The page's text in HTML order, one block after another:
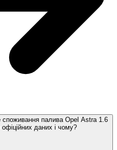
споживання палива Opel Astra 1.6
даних і чому?